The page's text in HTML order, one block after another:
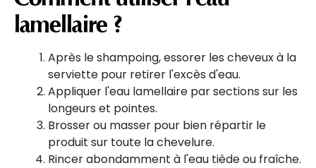
lamellaire ?
Après le shampoing, essorer les cheveux à la
serviette pour retirer l'excès d'eau.
Appliquer l'eau lamellaire par sections sur les
longeurs et pointes.
Brosser ou masser pour bien répartir le
produit sur toute la chevelure.
Rincer abondamment à l'eau tiède ou fraîche.